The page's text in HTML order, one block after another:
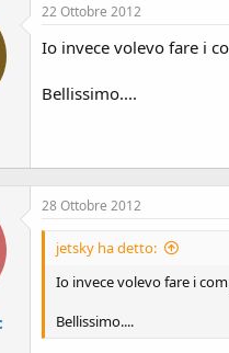
22 Ottobre 2012
Io invece volevo fare i
Bellissimo....
28 Ottobre 2012
jetsky ha detto:
Io invece volevo fare i
Bellissimo....